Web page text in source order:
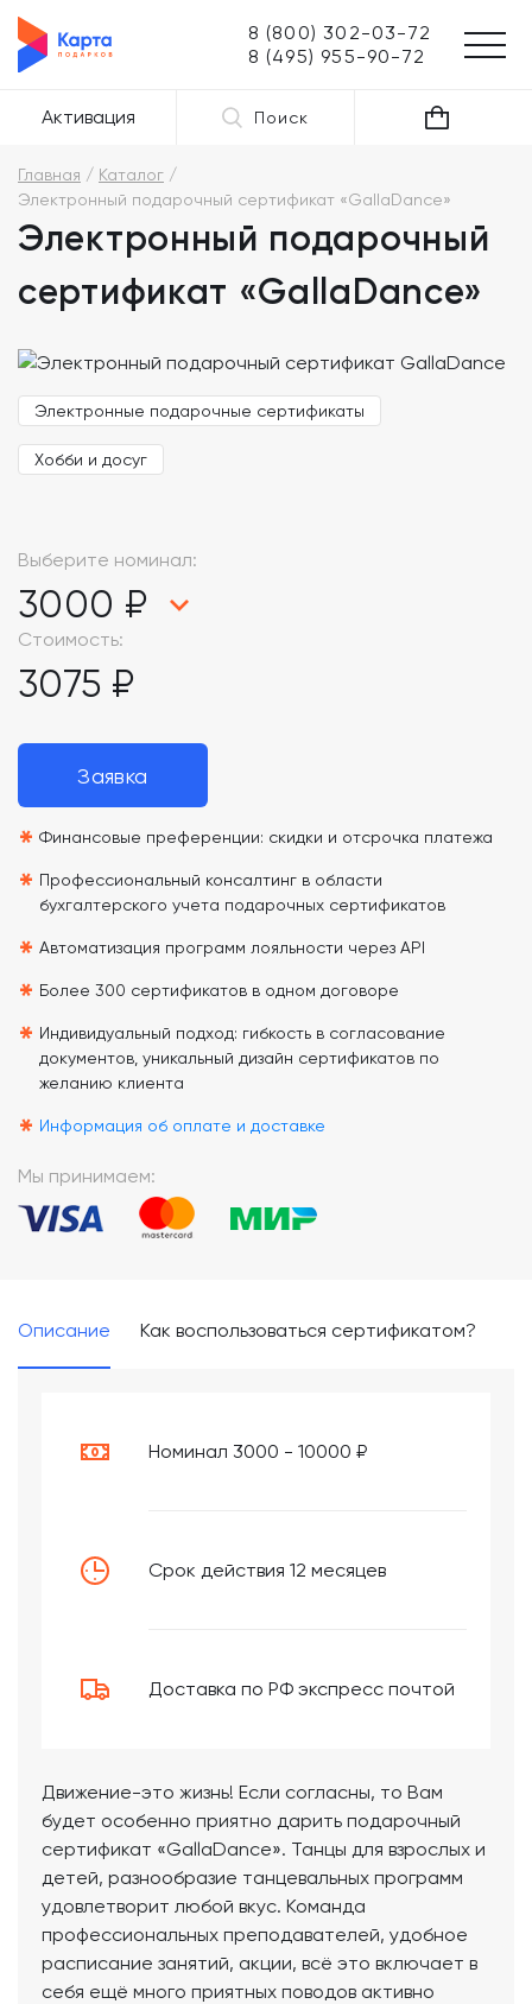
8 (800) 302-03-72
8 (495) 955-90-72
Активация Поиск
Главная
Каталог
Электронный подарочный сертификат «GallaDance»
Электронный подарочный
сертификат «GallaDance»
Электронные подарочные сертификаты
Хобби и досуг
Выберите номинал:
3000 ₽
Стоимость:
3075 ₽
Заявка
* Финансовые преференции: скидки и отсрочка платежа
* Профессиональный консалтинг в области
бухгалтерского учета подарочных сертификатов
* Автоматизация программ лояльности через API
* Более 300 сертификатов в одном договоре
* Индивидуальный подход: гибкость в согласование
документов, уникальный дизайн сертификатов по
желанию клиента
* Информация об оплате и доставке
Мы принимаем:
Описание Как воспользоваться сертификатом?
Номинал 3000 - 10000 ₽
Срок действия 12 месяцев
Доставка по РФ экспресс почтой
Движение-это жизнь! Если согласны, то Вам
будет особенно приятно дарить подарочный
сертификат «GallaDance». Танцы для взрослых и
детей, разнообразие танцевальных программ
удовлетворит любой вкус. Команда
профессиональных преподавателей, удобное
расписание занятий, акции, всё это включает в
себя ещё много приятных поводов активно